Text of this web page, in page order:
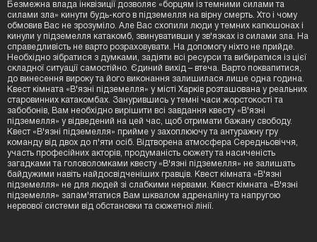
Безмежна влада інквізиції дозволяє «борцям із темними силами та
силами зла» кинути будь-кого в підземелля на вірну смерть. Хто і чому
обмовив Вас не зрозуміло. Але Вас схопили люди у темних капюшонах і
кинули у підземелля катакомб, звинувативши у зв'язках із силами зла. На
справедливість не варто розраховувати. На допомогу ніхто не прийде.
Необхідно зібратися з думками, задіяти всі ресурси та вибиратися із цієї
складної ситуації самостійно. Єдиний вихід – втеча. Варто поквапитися,
до винесення вироку та його виконання залишилася лише одна година.
Квест кімната «В'язні підземелля» у місті Харків розташована у реальних
старовинних катакомбах. Занурившись у темні часи жорстокості та
забобонів, Вам необхідно вирішити всі завдання квесту «В'язні
підземелля» у відведений на цей час, щоб отримати бажану свободу.
Квест «В'язні підземелля» прийме у захоплюючу та антуражну гру
команду від двох до п'яти осіб. Відтворена атмосфера Середньовіччя,
участь професійних акторів, продуманість сюжету та насиченість
загадками та головоломками квесту «В'язні підземелля» не залишать
байдужими навіть найдосвідченіших гравців. Квест кімната «В'язні
підземелля» не для людей зі слабкими нервами. Квест кімната «В'язні
підземелля» запам'ятатися Вам шквалом адреналіну та напругою
нервової системи від обстановки та сюжетної лінії.